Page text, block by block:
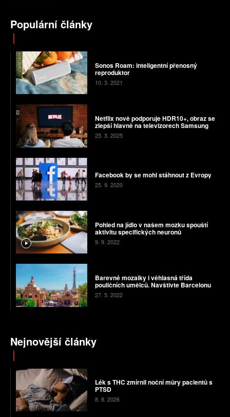
Populární články
Sonos Roam: inteligentní přenosný
reproduktor
10. 3. 2021
Netflix nově podporuje HDR10+, obraz se
zlepší hlavně na televizorech Samsung
25. 3. 2025
Facebook by se mohl stáhnout z Evropy
25. 9. 2020
Pohled na jídlo v našem mozku spouští
aktivitu specifických neuronů
9. 9. 2022
Barevné mozaiky i věhlasná třída
pouličních umělců. Navštivte Barcelonu
27. 5. 2022
Nejnovější články
Lék s THC zmírnil noční můry pacientů s
PTSD
8. 8. 2026